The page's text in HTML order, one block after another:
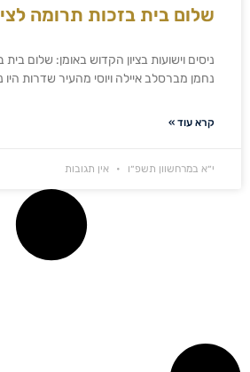
שלום בית בזכות תרומה
ניסים וישועות בציון הקדוש באומן: שלום בית
נחמן מברסלב איילה ויוסי מהעיר שדרות היו
קרא עוד »
י״א במרחשוון תשפ״ו אין תגובות